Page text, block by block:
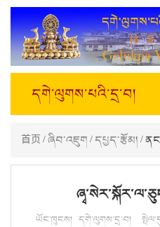
དགེ་ལུགས་པའི་དྲ་བ།
首页/ཞིབ་འཇུག/དཔྱད་རྩོམ།/
ཡོང་ཁུངས། དགེ་ལུགས་དྲ་བ།